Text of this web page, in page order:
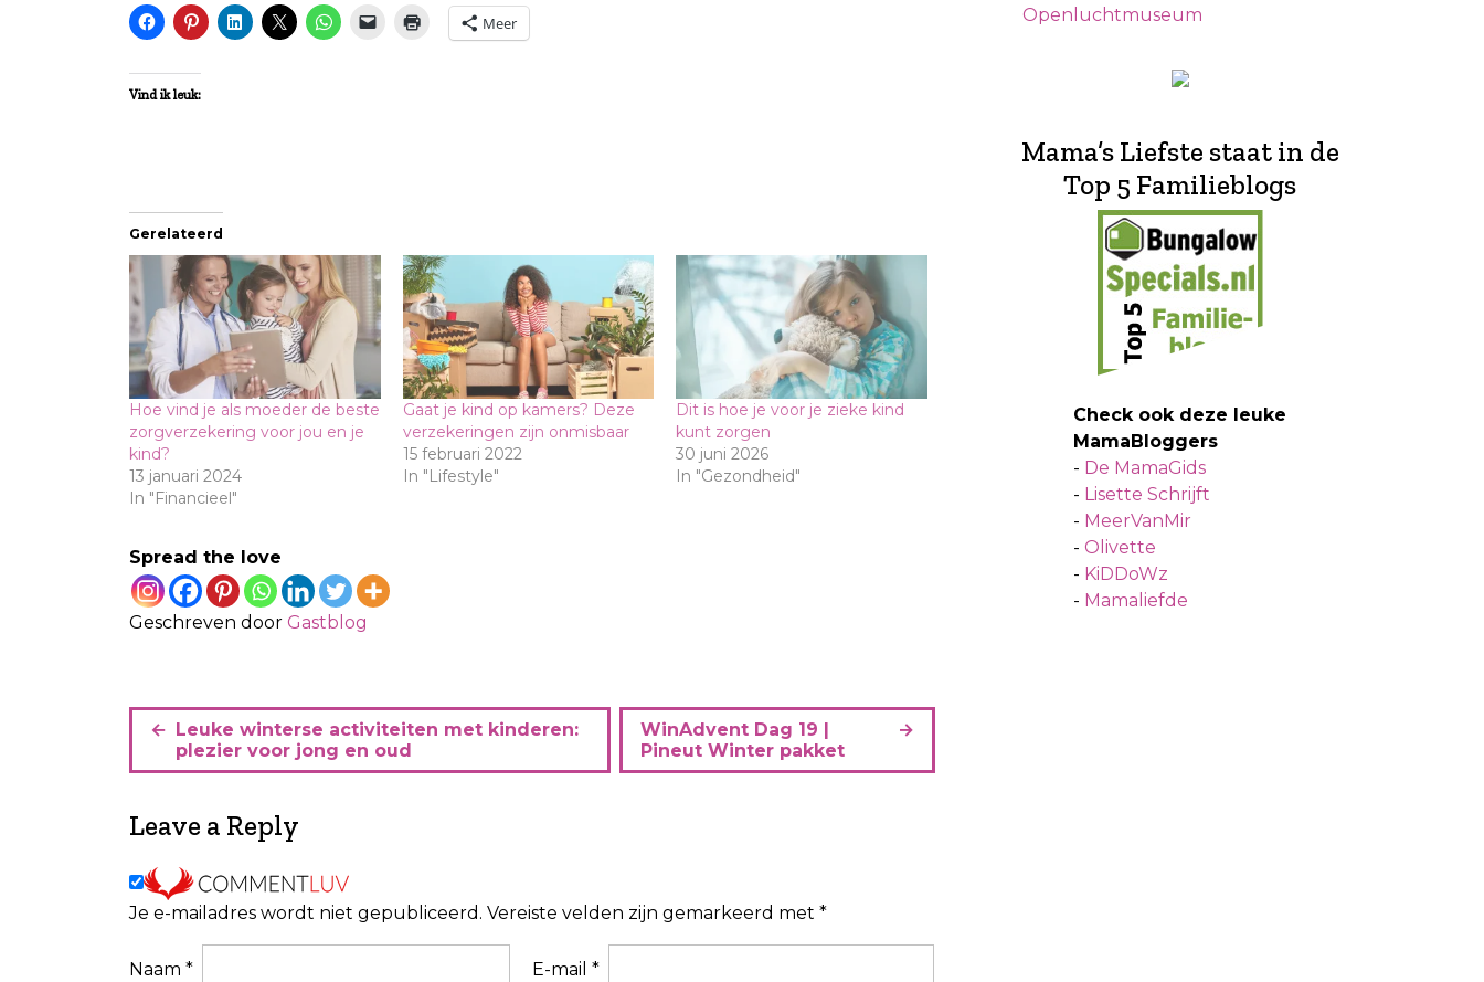
Meer
Vind ik leuk:
Gerelateerd
Hoe vind je als moeder de beste
zorgverzekering voor jou en je
kind?
13 januari 2024
In "Financieel"
Gaat je kind op kamers? Deze
verzekeringen zijn onmisbaar
15 februari 2022
In "Lifestyle"
Dit is hoe je voor je zieke kind
kunt zorgen
30 juni 2026
In "Gezondheid"
Spread the love
Geschreven door Gastblog
i
h
t
n
Leuke winterse activiteiten met kinderen:
plezier voor jong en oud
WinAdvent Dag 19 |
Pineut Winter pakket
Leave a Reply
Je e-mailadres wordt niet gepubliceerd. Vereiste velden zijn gemarkeerd met *
Naam * E-mail *
Openluchtmuseum
Mama’s Liefste staat in de
Top 5 Familieblogs
Check ook deze leuke
MamaBloggers
- De MamaGids
- Lisette Schrijft
- MeerVanMir
- Olivette
- KiDDoWz
- Mamaliefde